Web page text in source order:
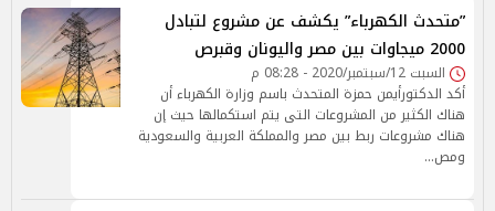
”متحدث الكهرباء” يكشف عن مشروع لتبادل
2000 ميجاوات بين مصر واليونان وقبرص
السبت 12/سبتمبر/2020 - 08:28 م
أكد الدكتورأيمن حمزة المتحدث باسم وزارة الكهرباء أن
هناك الكثير من المشروعات التى يتم استكمالها حيث إن
هناك مشروعات ربط بين مصر والمملكة العربية والسعودية
ومص…